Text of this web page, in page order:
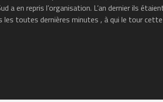
a en repris l’organisation. L’an dernier ils
les toutes dernières minutes , à qui le tour